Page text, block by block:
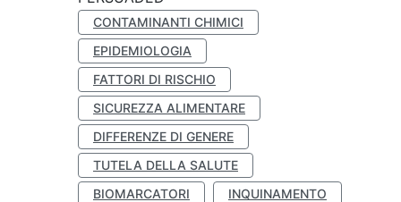
CONTAMINANTI CHIMICI
EPIDEMIOLOGIA
FATTORI DI RISCHIO
SICUREZZA ALIMENTARE
DIFFERENZE DI GENERE
TUTELA DELLA SALUTE
BIOMARCATORI
INQUINAMENTO